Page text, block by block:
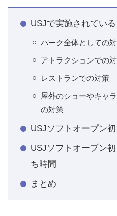
USJで実施されてい
パーク全体としての
アトラクションでの
レストランでの対策
屋外のショーやキャ
の対策
USJソフトオープン
USJソフトオープン
ち時間
まとめ